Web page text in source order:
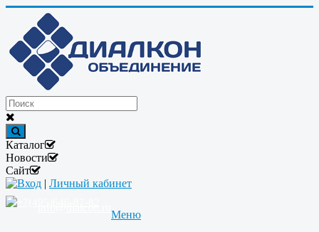
Каталог
Новости
Сайт
Вход | Личный кабинет
Меню